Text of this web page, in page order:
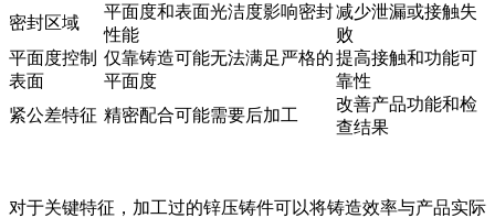
密封区域
平面度和表面光洁度影响密封
性能
减少泄漏或接触失
败
平面度控制
表面
仅靠铸造可能无法满足严格的
平面度
提高接触和功能可
靠性
紧公差特征 精密配合可能需要后加工
改善产品功能和检
查结果
对于关键特征， 加工过的锌压铸件可以将铸造效率与产品实际